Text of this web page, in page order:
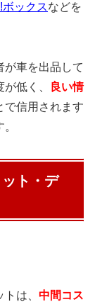
ックスなどを
が車を出品して
低く、
良い情
で信用されます
ト・デ
は、 中間コス